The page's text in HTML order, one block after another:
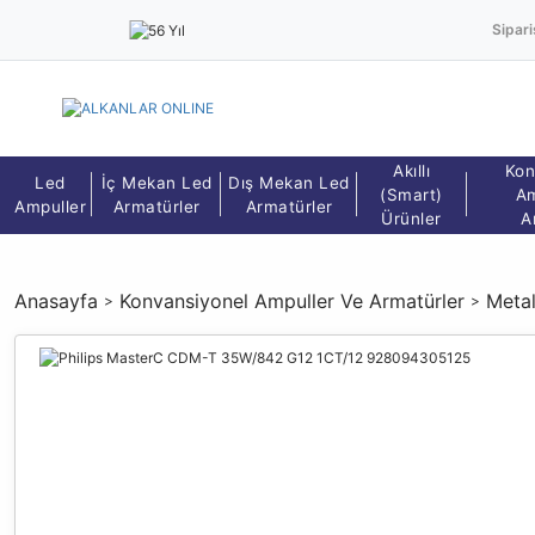
Led
Ampuller
İç Mekan Led
Armatürler
Dış Mekan Led
Armatürler
Akıllı
(Smart)
Ürünler
Anasayfa Konvansiyonel Ampuller Ve Armatürler